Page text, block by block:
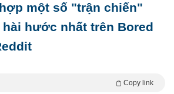
một số "trận chiến"
hước nhất trên Bored
Copy link